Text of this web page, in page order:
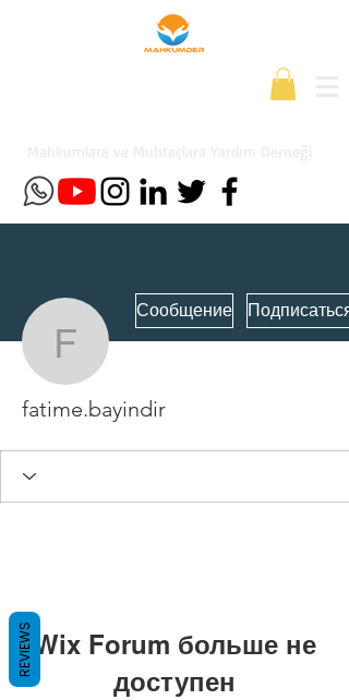
fatime.bayindir
Сообщение Подписаться
fatime.bayindir
Wix Forum больше не
доступен
REVIEWS